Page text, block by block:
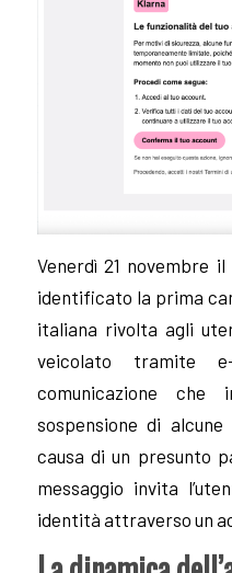
Venerdì 21 novembre
identificato la prima
italiana rivolta agli
veicolato tramite
comunicazione
sospensione di
causa di un presunto
messaggio invita
identità attraverso un